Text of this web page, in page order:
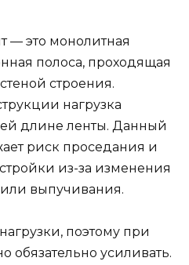
— это монолитная
полоса, проходящая
строения.
нагрузка
длине ленты. Данный
риск проседания и
из-за изменения
выпучивания.
поэтому при
обязательно усиливать.